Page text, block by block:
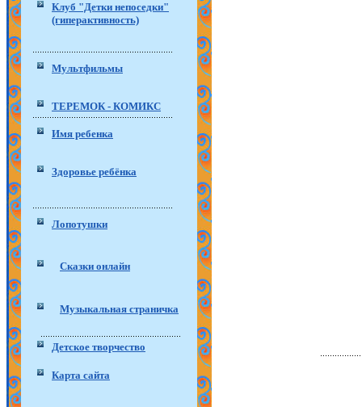
Клуб "Детки непоседки"
(гиперактивность)
Мультфильмы
ТЕРЕМОК - КОМИКС
Имя ребенка
Здоровье ребёнка
Лопотушки
Сказки онлайн
Музыкальная страничка
Детское творчество
Карта сайта